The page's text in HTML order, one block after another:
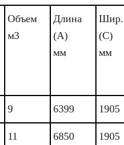
Объем
м3
Длина
(А)
мм
Шир.
(С)
мм
9 6399 1905
11 6850 1905